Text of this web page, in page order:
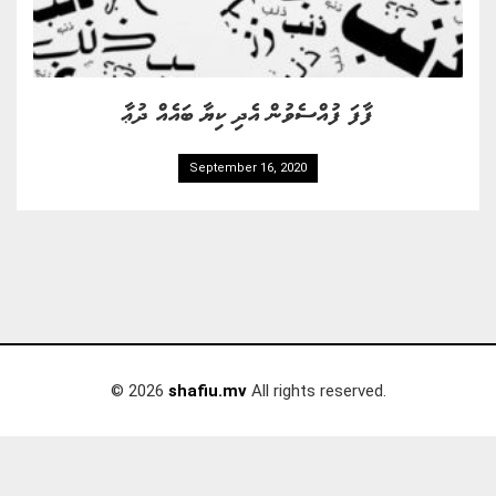
ފާފަ ފުއްސެވުން އެދި ކިޔާ ބައެއް ދުޢާ
September 16, 2020
© 2026 shafiu.mvAll rights reserved.